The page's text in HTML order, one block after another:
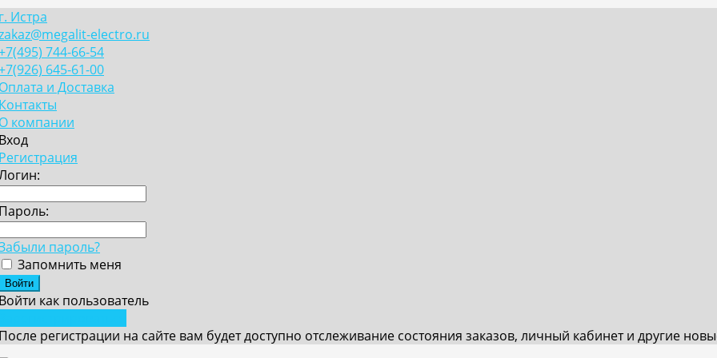
Истра
electro.ru
744-66-54
645-61-00
и Доставка
компании
пароль?
Запомнить меня
как пользователь
регистрации на сайте вам будет доступно отслеживание состояния заказов, личный кабинет и другие